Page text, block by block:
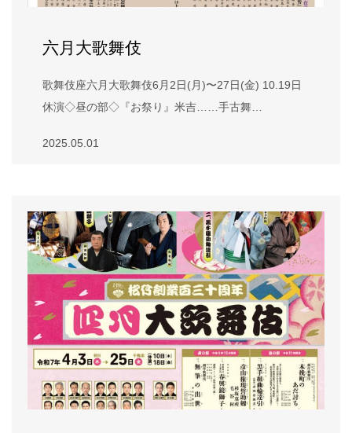
六月大歌舞伎
歌舞伎座六月大歌舞伎6月2日(月)〜27日(金) 10.19日
休演◇昼の部◇『お祭り』米吉……手古舞…
2025.05.01